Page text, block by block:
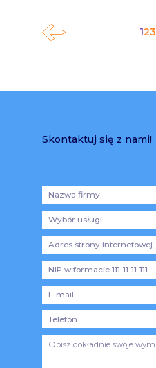
123
Skontaktuj się z nami!